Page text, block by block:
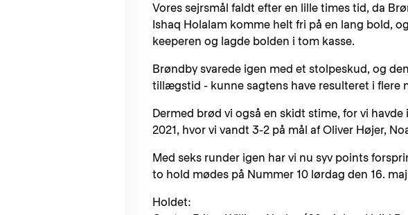
Vores sejrsmål faldt efter en lille times tid, da
Ishaq Holalam komme helt fri på en lang bold,
keeperen og lagde bolden i tom kasse.
Brøndby svarede igen med et stolpeskud, og
tillægstid - kunne sagtens have resulteret i flere
Dermed brød vi også en skidt stime, for vi
2021, hvor vi vandt 3-2 på mål af Oliver Højer,
Med seks runder igen har vi nu syv points
to hold mødes på Nummer 10 lørdag den 16. maj,
Holdet: